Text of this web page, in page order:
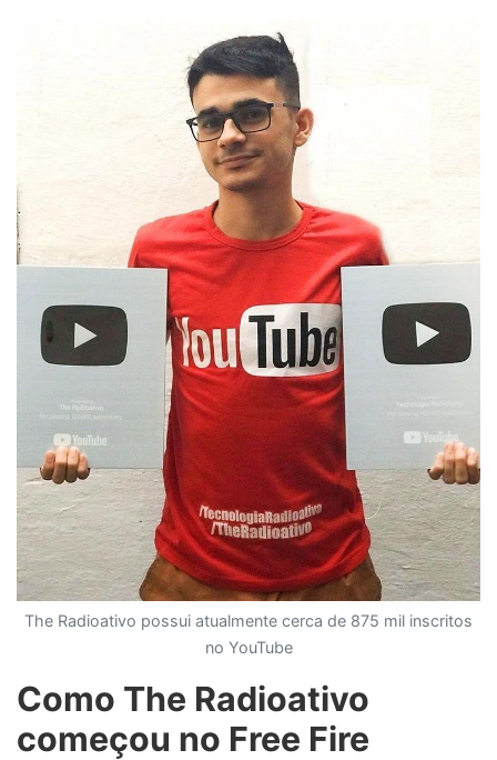
The Radioativo possui atualmente cerca de 875 mil inscritos
no YouTube
Como The Radioativo
começou no Free Fire